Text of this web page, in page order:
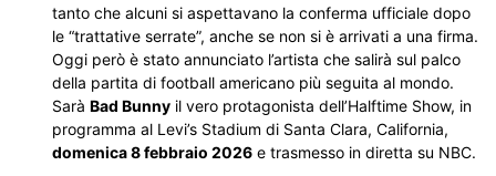
tanto che alcuni si aspettavano la conferma ufficiale dopo
le “trattative serrate”, anche se non si è arrivati a una firma.
Oggi però è stato annunciato l’artista che salirà sul palco
della partita di football americano più seguita al mondo.
Sarà Bad Bunny il vero protagonista dell’Halftime Show, in
programma al Levi’s Stadium di Santa Clara, California,
domenica 8 febbraio 2026 e trasmesso in diretta su NBC.